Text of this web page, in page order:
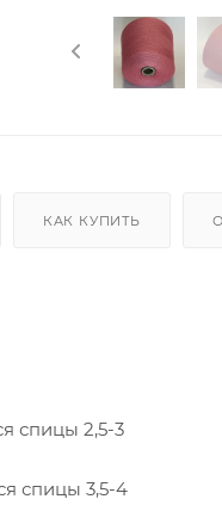
КАК КУПИТЬ
спицы 2,5-3
спицы 3,5-4